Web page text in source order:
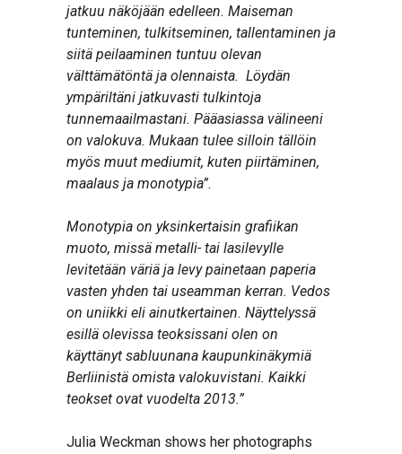
jatkuu näköjään edelleen. Maiseman
tunteminen, tulkitseminen, tallentaminen ja
siitä peilaaminen tuntuu olevan
välttämätöntä ja olennaista. Löydän
ympäriltäni jatkuvasti tulkintoja
tunnemaailmastani. Pääasiassa välineeni
on valokuva. Mukaan tulee silloin tällöin
myös muut mediumit, kuten piirtäminen,
maalaus ja monotypia”.
Monotypia on yksinkertaisin grafiikan
muoto, missä metalli- tai lasilevylle
levitetään väriä ja levy painetaan paperia
vasten yhden tai useamman kerran. Vedos
on uniikki eli ainutkertainen. Näyttelyssä
esillä olevissa teoksissani olen on
käyttänyt sabluunana kaupunkinäkymiä
Berliinistä omista valokuvistani. Kaikki
teokset ovat vuodelta 2013.”
Julia Weckman shows her photographs